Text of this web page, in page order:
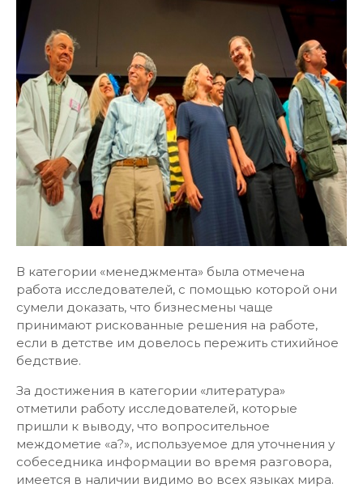
В категории «менеджмента» была отмечена
работа исследователей, с помощью которой они
сумели доказать, что бизнесмены чаще
принимают рискованные решения на работе,
если в детстве им довелось пережить стихийное
бедствие.
За достижения в категории «литература»
отметили работу исследователей, которые
пришли к выводу, что вопросительное
междометие «а?», используемое для уточнения у
собеседника информации во время разговора,
имеется в наличии видимо во всех языках мира.